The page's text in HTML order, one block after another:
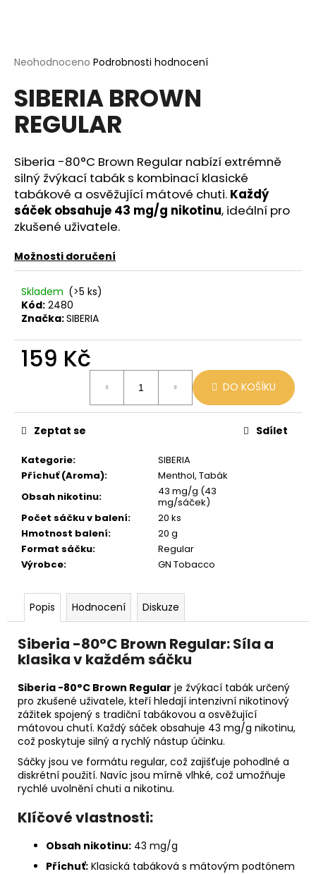
Průměrné
produktu
je
0,0
hvězdiček.
Neohodnoceno Podrobnosti hodnocení
SIBERIA BROWN
REGULAR
Siberia -80°C Brown Regular nabízí extrémně
silný žvýkací tabák s kombinací klasické
tabákové a osvěžující mátové chuti. Každý
sáček obsahuje 43 mg/g nikotinu, ideální pro
zkušené uživatele.
Možnosti doručení
Skladem (>5 ks)
Kód: 2480
Značka:SIBERIA
159 Kč
DO KOŠÍKU
Kategorie:
SIBERIA
Příchuť (Aroma):
Menthol, Tabák
Obsah nikotinu:
43 mg/g (43
mg/sáček)
Počet sáčku v balení:
20 ks
Hmotnost balení:
20 g
Format sáčku:
Regular
Výrobce: GN Tobacco
Zeptat se Sdílet
Popis Hodnocení Diskuze
Siberia -80°C Brown Regular: Síla a
klasika v každém sáčku
Siberia -80°C Brown Regular je žvýkací tabák určený
pro zkušené uživatele, kteří hledají intenzivní nikotinový
zážitek spojený s tradiční tabákovou a osvěžující
mátovou chutí. Každý sáček obsahuje 43 mg/g nikotinu,
což poskytuje silný a rychlý nástup účinku.
Sáčky jsou ve formátu regular, což zajišťuje pohodlné a
diskrétní použití. Navíc jsou mírně vlhké, což umožňuje
rychlé uvolnění chuti a nikotinu.
Klíčové vlastnosti:
Obsah nikotinu: 43 mg/g
Příchuť: Klasická tabáková s mátovým podtónem
í
t
?
HLEDAT
D
p
o
u
č
BLACK
BLACK
16MG
59
Kč
Původně:
169